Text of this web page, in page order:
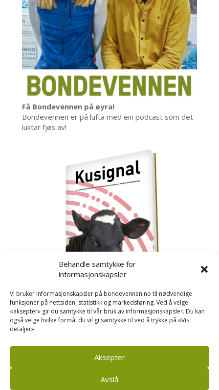
Behandle samtykke for
informasjonskapsler
Vi bruker informasjonskapsler på bondevennen.no til nødvendige
funksjoner på nettsiden, statistikk og markedsføring. Ved å velge
«aksepter» gir du samtykke til vår bruk av informasjonskapsler. Du kan
også velge hvilke formål du vil gi samtykke til ved å trykke på «Vis
detaljer».
Aksepter
Avslå
Få Bondevennen på øyra!
Bondevennen er på lufta med ein podcast som det
luktar fjøs av!
Kusignal